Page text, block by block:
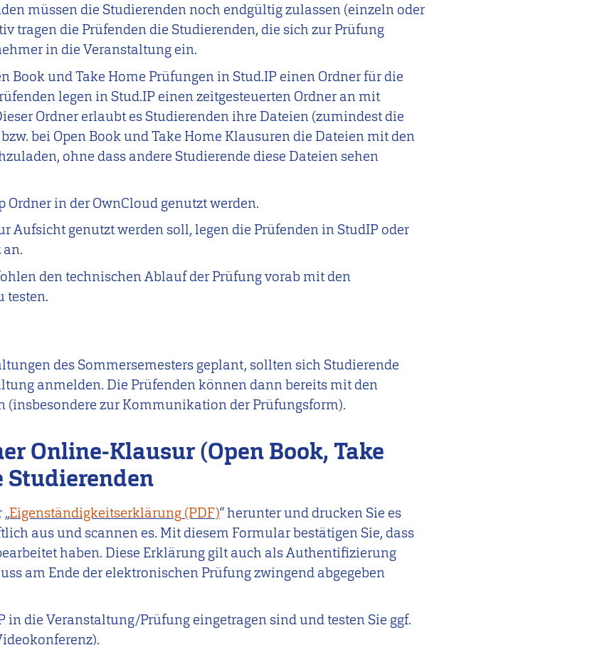
müssen die Studierenden noch endgültig zulassen (einzeln oder
tragen die Prüfenden die Studierenden, die sich zur Prüfung
in die Veranstaltung ein.
Book und Take Home Prüfungen in Stud.IP einen Ordner für die
legen in Stud.IP einen zeitgesteuerten Ordner an mit
Ordner erlaubt es Studierenden ihre Dateien (zumindest die
bei Open Book und Take Home Klausuren die Dateien mit den
ohne dass andere Studierende diese Dateien sehen
in der OwnCloud genutzt werden.
Aufsicht genutzt werden soll, legen die Prüfenden in StudIP oder
den technischen Ablauf der Prüfung vorab mit den
testen.
des Sommersemesters geplant, sollten sich Studierende
anmelden. Die Prüfenden können dann bereits mit den
zur Kommunikation der Prüfungsform).
Online-Klausur (Open Book, Take
Studierenden
Eigenständigkeitserklärung “ herunter und drucken Sie es
aus und scannen es. Mit diesem Formular bestätigen Sie, dass
haben. Diese Erklärung gilt auch als Authentifizierung
am Ende der elektronischen Prüfung zwingend abgegeben
in die Veranstaltung/Prüfung eingetragen sind und testen Sie ggf.